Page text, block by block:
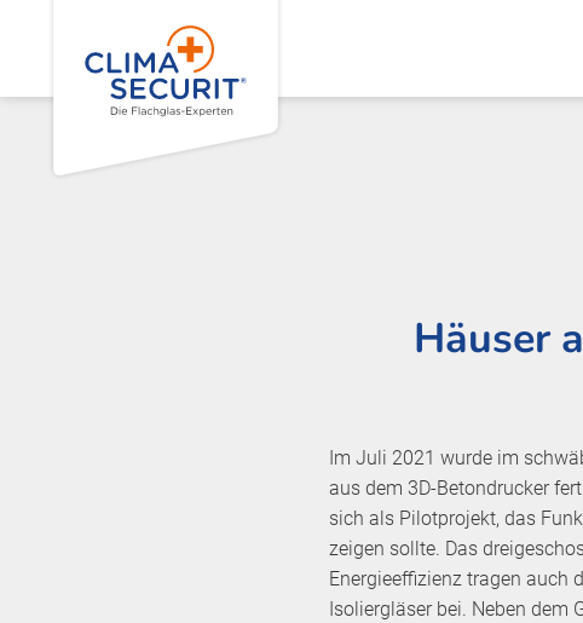
Häuser
Im Juli 2021 wurde im
aus dem 3D-Betondrucker
sich als Pilotprojekt, das
zeigen sollte. Das
Energieeffizienz tragen auch
Isoliergläser bei. Neben dem